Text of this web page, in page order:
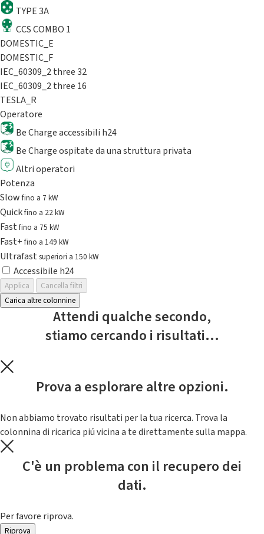
TYPE 3A
CCS COMBO 1
DOMESTIC_E
DOMESTIC_F
IEC_60309_2 three 32
IEC_60309_2 three 16
TESLA_R
Operatore
Be Charge accessibili h24
Be Charge ospitate da una struttura privata
Altri operatori
Potenza
Slowfino a 7 kW
Quickfino a 22 kW
Fastfino a 75 kW
Fast+fino a 149 kW
Ultrafast superiori a 150 kW
Accessibile h24
Applica
Cancella filtri
Carica altre colonnine
Attendi qualche secondo,
stiamo cercando i risultati...
Prova a esplorare altre opzioni.
Non abbiamo trovato risultati per la tua ricerca. Trova la
colonnina di ricarica piú vicina a te direttamente sulla mappa.
C'è un problema con il recupero dei
dati.
Per favore riprova.
Riprova